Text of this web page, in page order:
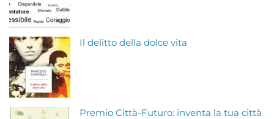
Il delitto della dolce vita
Premio Città-Futuro: inventa la tua città